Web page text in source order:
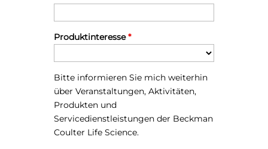
Produktinteresse*
Bitte informieren Sie mich weiterhin
über Veranstaltungen, Aktivitäten,
Produkten und
Servicedienstleistungen der Beckman
Coulter Life Science.